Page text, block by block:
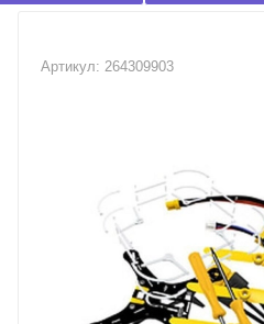
Артикул: 264309903